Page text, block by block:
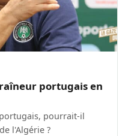
portugais en
pourrait-il
l'Algérie ?